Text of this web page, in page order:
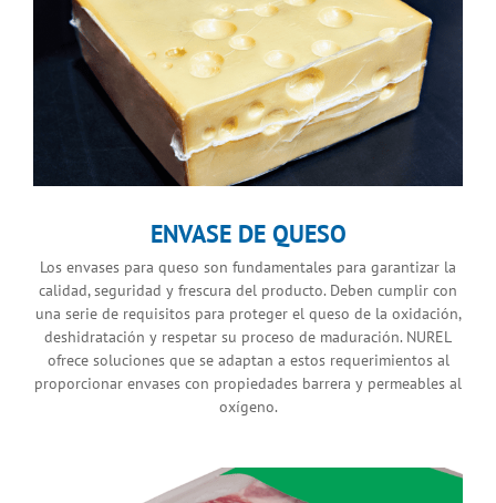
ENVASE DE QUESO
Los envases para queso son fundamentales para garantizar la
calidad, seguridad y frescura del producto. Deben cumplir con
una serie de requisitos para proteger el queso de la oxidación,
deshidratación y respetar su proceso de maduración. NUREL
ofrece soluciones que se adaptan a estos requerimientos al
proporcionar envases con propiedades barrera y permeables al
oxígeno.